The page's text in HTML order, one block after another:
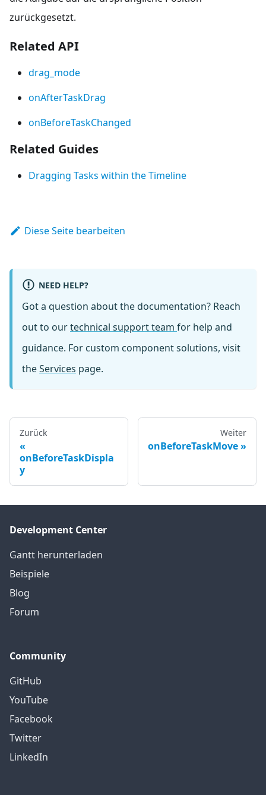
zurückgesetzt.
Related API
drag_mode
onAfterTaskDrag
onBeforeTaskChanged
Related Guides
Dragging Tasks within the Timeline
Diese Seite bearbeiten
NEED HELP?
Got a question about the documentation? Reach
out to ourtechnical support team for help and
guidance. For custom component solutions, visit
theServices page.
Zurück
onBeforeTaskDispla
y
Weiter
onBeforeTaskMove
Development Center
Gantt herunterladen
Beispiele
Blog
Forum
Community
GitHub
YouTube
Facebook
Twitter
LinkedIn